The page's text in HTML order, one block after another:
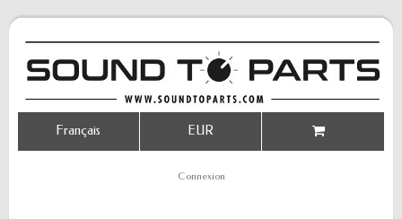
Connexion
EUR
Français